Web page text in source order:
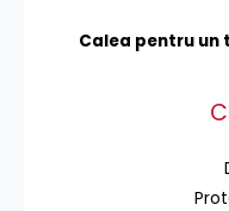
Calea pentru